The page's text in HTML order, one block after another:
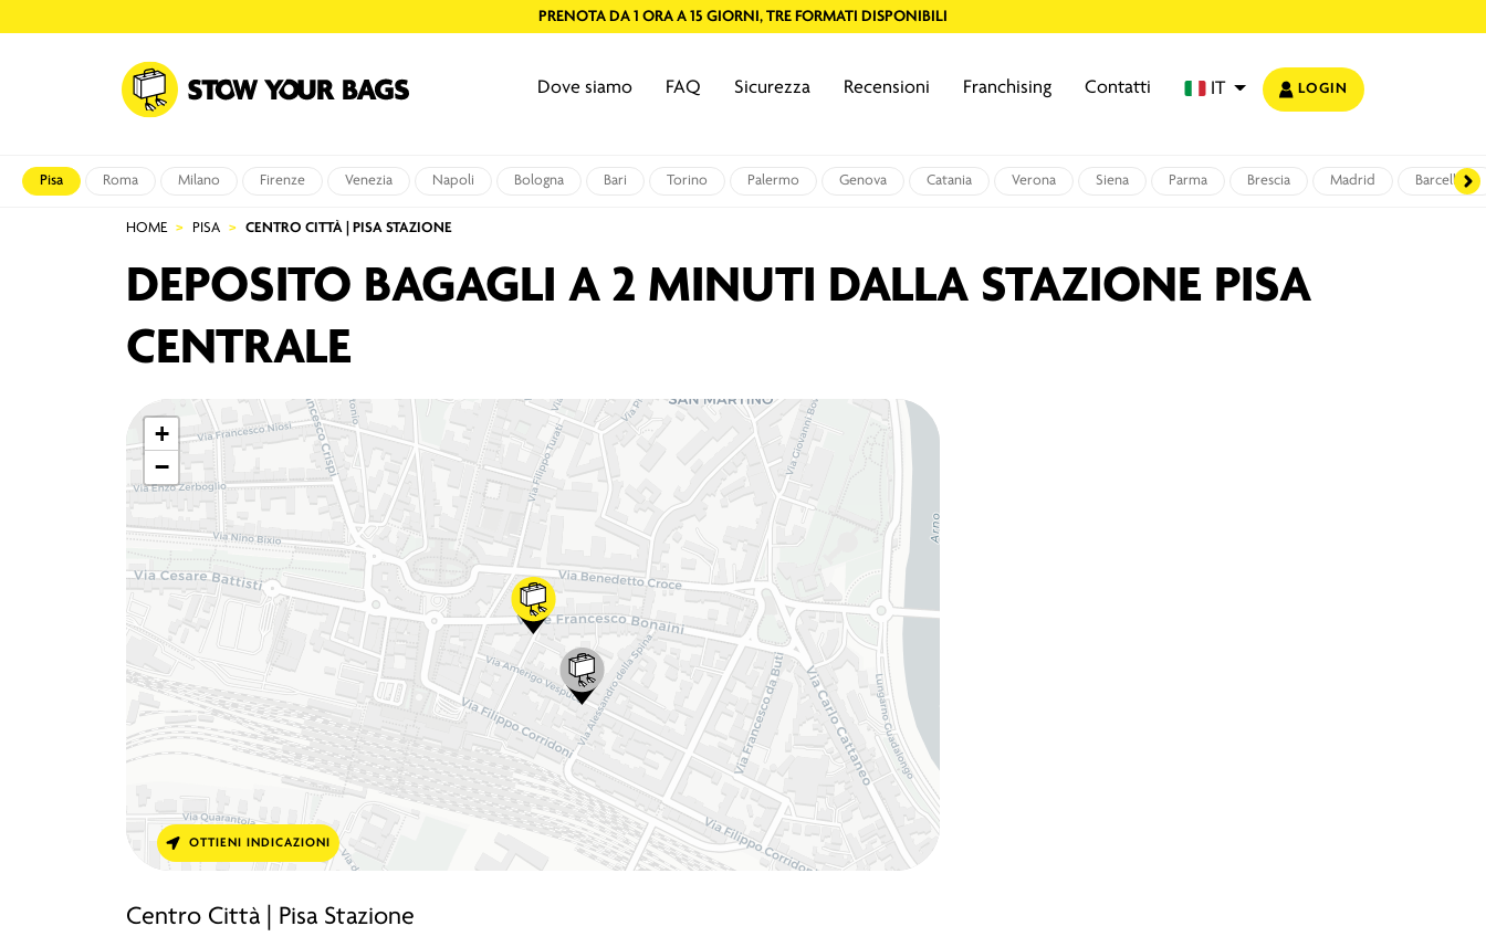
PRENOTA DA 1 ORA A 15 GIORNI, TRE FORMATI DISPONIBILI
Dove siamo FAQ Sicurezza Recensioni Franchising Contatti IT LOGIN
Pisa Roma Milano Firenze Venezia Napoli Bologna Bari Torino Palermo Genova Catania Verona Siena Parma Brescia Madrid Barcellona
HOME PISA CENTRO CITTÀ | PISA STAZIONE
DEPOSITO BAGAGLI A 2 MINUTI DALLA STAZIONE PISA
CENTRALE
+
−
OTTIENI INDICAZIONI
Centro Città | Pisa Stazione